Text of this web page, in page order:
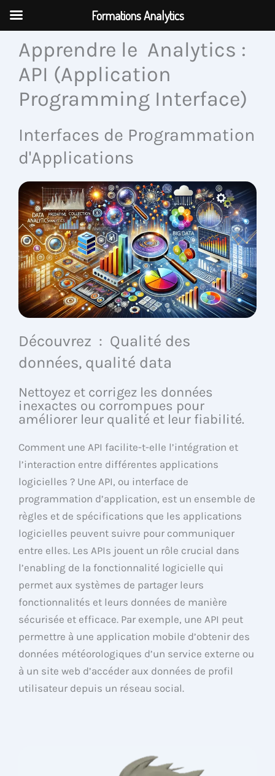
Aller
contenuApprendre le Analytics :
API (Application
Programming Interface)
Interfaces de Programmation
d'Applications
Découvrez : Qualité des
données, qualité data
Nettoyez et corrigez les données
inexactes ou corrompues pour
améliorer leur qualité et leur fiabilité.
Comment une API facilite-t-elle l’intégration et
l’interaction entre différentes applications
logicielles ? Une API, ou interface de
programmation d’application, est un ensemble de
règles et de spécifications que les applications
logicielles peuvent suivre pour communiquer
entre elles. Les APIs jouent un rôle crucial dans
l’enabling de la fonctionnalité logicielle qui
permet aux systèmes de partager leurs
fonctionnalités et leurs données de manière
sécurisée et efficace. Par exemple, une API peut
permettre à une application mobile d’obtenir des
données météorologiques d’un service externe ou
à un site web d’accéder aux données de profil
utilisateur depuis un réseau social.
Formations Analytics